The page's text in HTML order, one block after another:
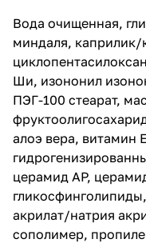
Вода очищенная,
миндаля, каприлик/
Ши, изононил
ПЭГ-100 стеарат,
алоэ вера, витамин
церамид AP,
акрилат/натрия
сополимер,